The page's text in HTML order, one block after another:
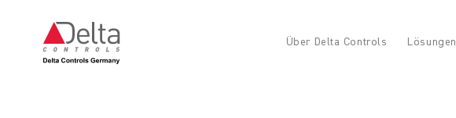
Über Delta Controls Lösungen